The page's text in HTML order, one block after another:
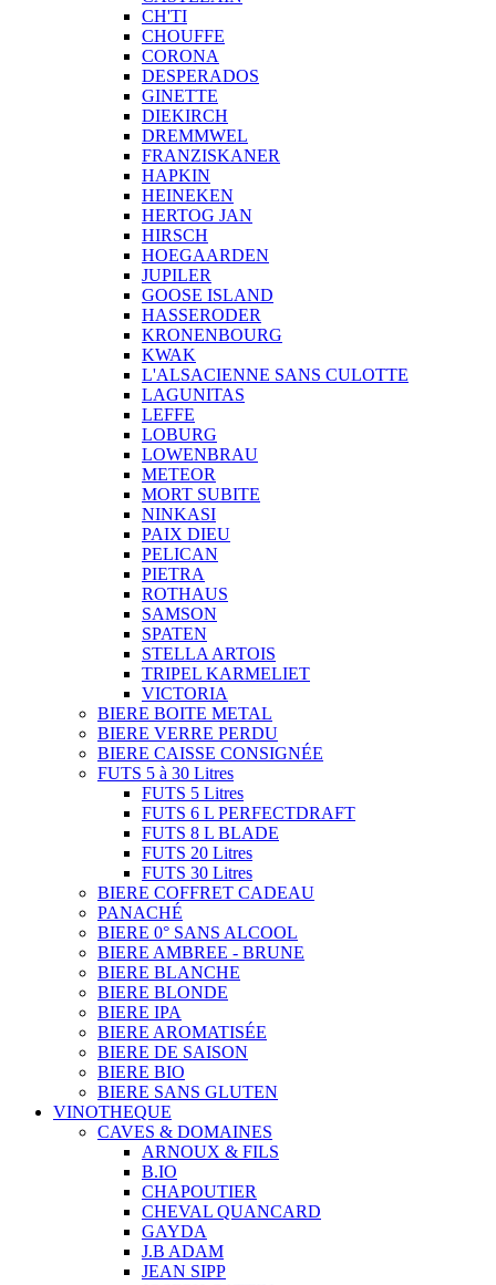
CH'TI
CHOUFFE
CORONA
DESPERADOS
GINETTE
DIEKIRCH
DREMMWEL
FRANZISKANER
HAPKIN
HEINEKEN
HERTOG JAN
HIRSCH
HOEGAARDEN
JUPILER
GOOSE ISLAND
HASSERODER
KRONENBOURG
KWAK
L'ALSACIENNE SANS CULOTTE
LAGUNITAS
LEFFE
LOBURG
LOWENBRAU
METEOR
MORT SUBITE
NINKASI
PAIX DIEU
PELICAN
PIETRA
ROTHAUS
SAMSON
SPATEN
STELLA ARTOIS
TRIPEL KARMELIET
VICTORIA
BIERE BOITE METAL
BIERE VERRE PERDU
BIERE CAISSE CONSIGNÉE
FUTS 5 à 30 Litres
FUTS 5 Litres
FUTS 6 L PERFECTDRAFT
FUTS 8 L BLADE
FUTS 20 Litres
FUTS 30 Litres
BIERE COFFRET CADEAU
PANACHÉ
BIERE 0° SANS ALCOOL
BIERE AMBREE - BRUNE
BIERE BLANCHE
BIERE BLONDE
BIERE IPA
BIERE AROMATISÉE
BIERE DE SAISON
BIERE BIO
BIERE SANS GLUTEN
VINOTHEQUE
CAVES & DOMAINES
ARNOUX & FILS
B.IO
CHAPOUTIER
CHEVAL QUANCARD
GAYDA
J.B ADAM
JEAN SIPP